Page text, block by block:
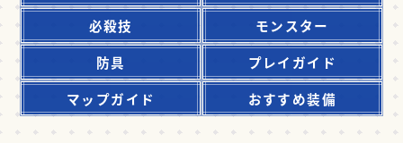
必殺技
モンスター
防具
プレイガイド
マップガイド
おすすめ装備